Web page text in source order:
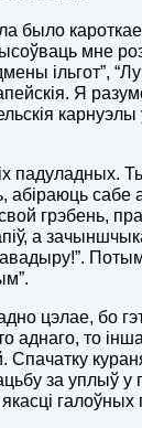
было
мне
ільгот”,
Я
падуладных.
абіраюць сабе
грэбень,
а
цэлае, бо
то
Спачатку
за уплыў у
галоўных